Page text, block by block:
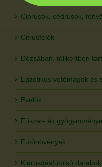
Ciprusok, cédrusok,
Citrusfélék
Dézsában, télikertben
Egzotikus vetőmagok és
Évelők
Fűszer- és
Futónövények
Kiárusítás/utolsó darabok